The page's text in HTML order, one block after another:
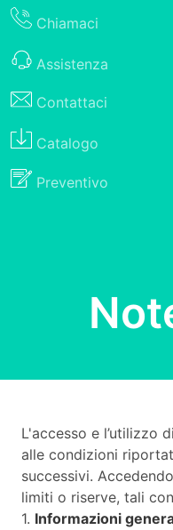
Chiamaci
Assistenza
Contattaci
Catalogo
Preventivo
L'accesso e l’utilizzo
alle condizioni
successivi.
limiti o riserve, tali
1. Informazioni